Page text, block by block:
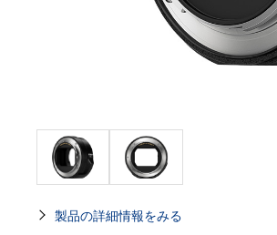
製品の詳細情報をみる